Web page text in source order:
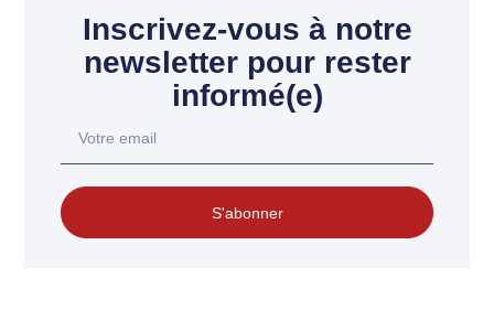
Inscrivez-vous à notre
newsletter pour rester
informé(e)
S'abonner